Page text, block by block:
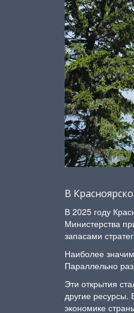
В
В 2025 году
Министерства
запасами
Наиболее
Параллельно
Эти открытия
другие ресурсы.
экономике